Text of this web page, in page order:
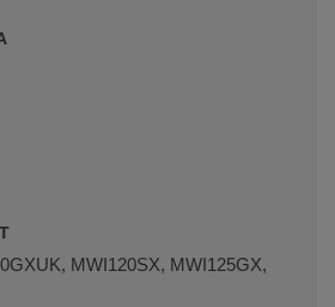
MWI120SX, MWI125GX,